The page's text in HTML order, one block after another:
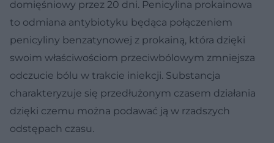
domięśniowy przez 20 dni. Penicylina prokainowa
to odmiana antybiotyku będąca połączeniem
penicyliny benzatynowej z prokainą, która dzięki
swoim właściwościom przeciwbólowym zmniejsza
odczucie bólu w trakcie iniekcji. Substancja
charakteryzuje się przedłużonym czasem działania
dzięki czemu można podawać ją w rzadszych
odstępach czasu.